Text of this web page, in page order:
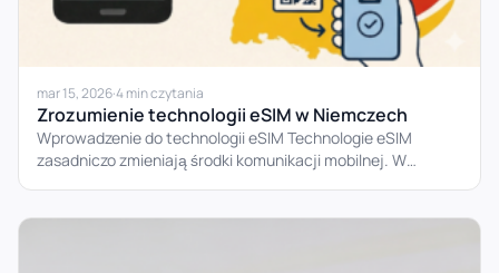
mar 15, 2026·4 min czytania
Zrozumienie technologii eSIM w Niemczech
Wprowadzenie do technologii eSIM Technologie eSIM
zasadniczo zmieniają środki komunikacji mobilnej. W